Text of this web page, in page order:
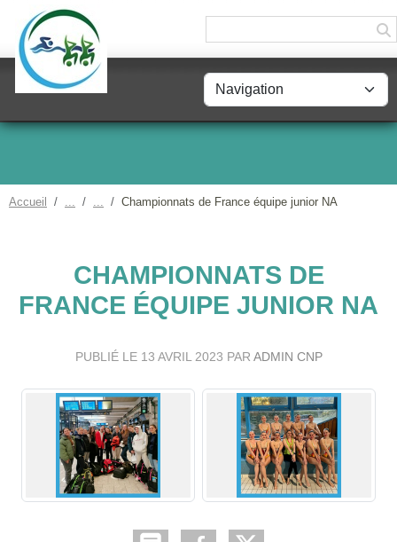
Accueil Championnats de France équipe junior NA
CHAMPIONNATS DE
FRANCE ÉQUIPE JUNIOR NA
PUBLIÉ LE 13 AVRIL 2023 PAR ADMIN CNP
Panneau de gestion des cookies